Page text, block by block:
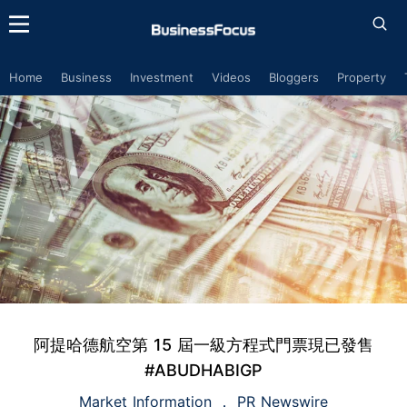
Home Business Investment Videos Bloggers Property
阿提哈德航空第 15 屆一級方程式門票現已發售
#ABUDHABIGP
Market Information PR Newswire